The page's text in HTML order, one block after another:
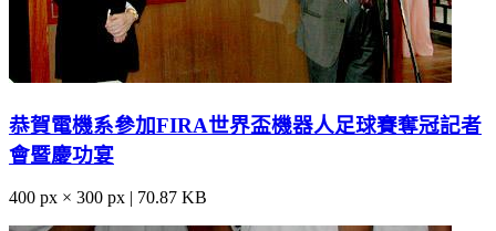
恭賀電機系參加FIRA世界盃機器人足球賽奪冠記者
會暨慶功宴
400 px × 300 px | 70.87 KB